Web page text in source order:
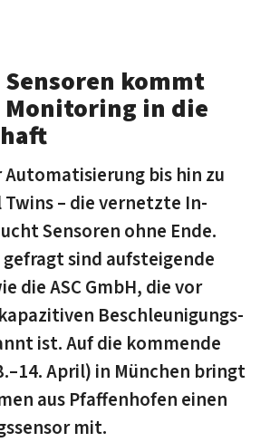
kommt
in die
bis hin zu
Twins – die ver­netzte In­
Sensoren ohne Ende.
sind auf­stei­gen­de
die ASC GmbH, die vor
Be­schleu­ni­gungs­
ist. Auf die kommende
April) in München bringt
aus Pfaf­fen­hofen einen
mit.